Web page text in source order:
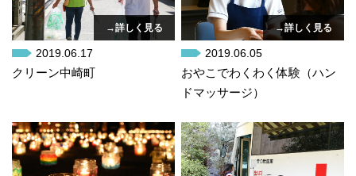
→詳しく見る
2019.06.17
クリーン中崎町
→詳しく見る
2019.06.05
おやこでわくわく体験（ハン
ドマッサージ）